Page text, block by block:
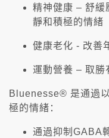
精神健康 – 舒緩
靜和積極的情緒
健康老化 - 改善
運動營養 – 取勝
Bluenesse® 是通過
極的情緒：
通過抑制GABA